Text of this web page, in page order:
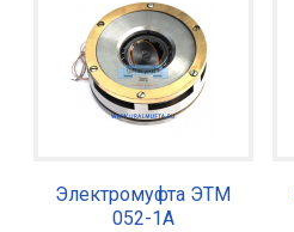
Электромуфта ЭТМ
052-1А